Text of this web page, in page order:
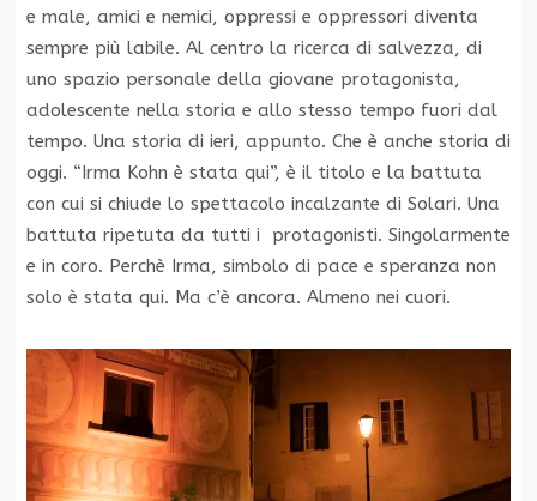
e male, amici e nemici, oppressi e oppressori diventa
sempre più labile. Al centro la ricerca di salvezza, di
uno spazio personale della giovane protagonista,
adolescente nella storia e allo stesso tempo fuori dal
tempo. Una storia di ieri, appunto. Che è anche storia di
oggi. “Irma Kohn è stata qui”, è il titolo e la battuta
con cui si chiude lo spettacolo incalzante di Solari. Una
battuta ripetuta da tutti i protagonisti. Singolarmente
e in coro. Perchè Irma, simbolo di pace e speranza non
solo è stata qui. Ma c’è ancora. Almeno nei cuori.